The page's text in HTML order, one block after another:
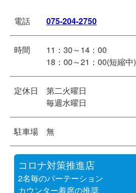
電話 075-204-2750
時間
11：30～14：00
18：00～21：00(短縮中)
定休日
第二火曜日
毎週水曜日
駐車場 無
コロナ対策推進店
2名毎のパーテーション
カウンター着席の推奨